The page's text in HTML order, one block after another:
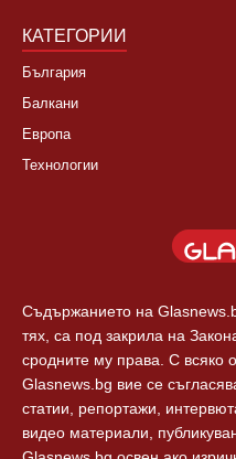
КАТЕГОРИИ
България
Балкани
Европа
Технологии
Съдържанието на
тях, са под закрила на
сродните му права. С всяко
Glasnews.bg вие се
статии, репортажи,
видео материали,